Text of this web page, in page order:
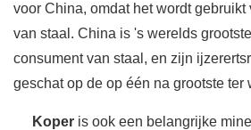
voor China, omdat het wordt gebruikt
van staal. China is 's werelds
consument van staal, en zijn
geschat op de op één na grootste ter
Koper is ook een belangrijke